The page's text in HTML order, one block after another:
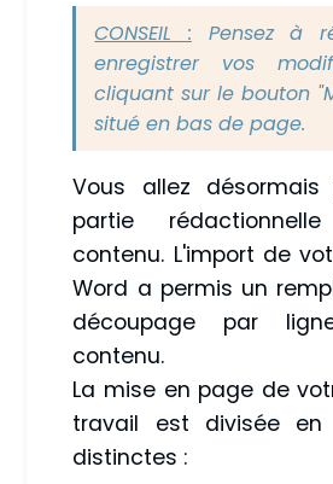
CONSEIL : Pensez à
enregistrer vos
cliquant sur le bouton
situé en bas de page.
Vous allez
partie
contenu. L'import de
Word a permis un
découpage par
contenu.
La mise en page de
travail est divisée en
distinctes :